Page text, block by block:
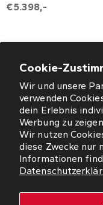
Cookie-
Wir und unsere
verwenden
dein Erlebnis
Werbung zu
Wir nutzen
diese Zwecke nur
Informationen
€ 5.398,-
NEWSLETTER
SO FINDEN SIE
WORMS